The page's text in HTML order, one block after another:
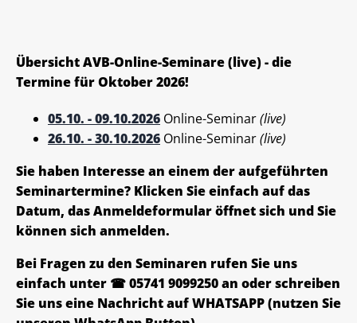
Übersicht AVB-Online-Seminare (live) - die
Termine für Oktober 2026!
05.10. - 09.10.2026 Online-Seminar(live)
26.10. - 30.10.2026 Online-Seminar(live)
Sie haben Interesse an einem der aufgeführten
Seminartermine? Klicken Sie einfach auf das
Datum, das Anmeldeformular öffnet sich und Sie
können sich anmelden.
Bei Fragen zu den Seminaren rufen Sie uns
einfach unter ☎ 05741 9099250 an oder schreiben
Sie uns eine Nachricht auf WHATSAPP (nutzen Sie